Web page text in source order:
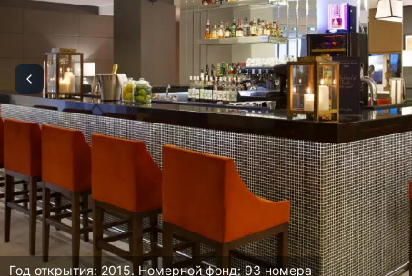
Год открытия: 2015. Номерной фонд: 93 номера